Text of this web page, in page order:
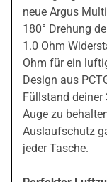
neue Argus
180° Drehung
1.0 Ohm
Ohm für ein
Design aus
Füllstand
Auge zu
Auslaufschutz
jeder Tasche.